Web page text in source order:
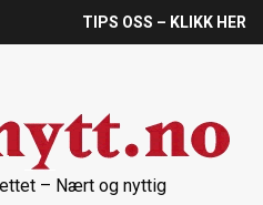
TIPS OSS – KLIKK HER
– Nært og nyttig